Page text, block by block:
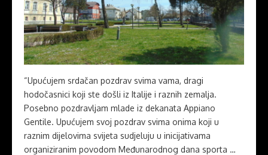
“Upućujem srdačan pozdrav svima vama, dragi
hodočasnici koji ste došli iz Italije i raznih zemalja.
Posebno pozdravljam mlade iz dekanata Appiano
Gentile. Upućujem svoj pozdrav svima onima koji u
raznim dijelovima svijeta sudjeluju u inicijativama
organiziranim povodom Međunarodnog dana sporta …